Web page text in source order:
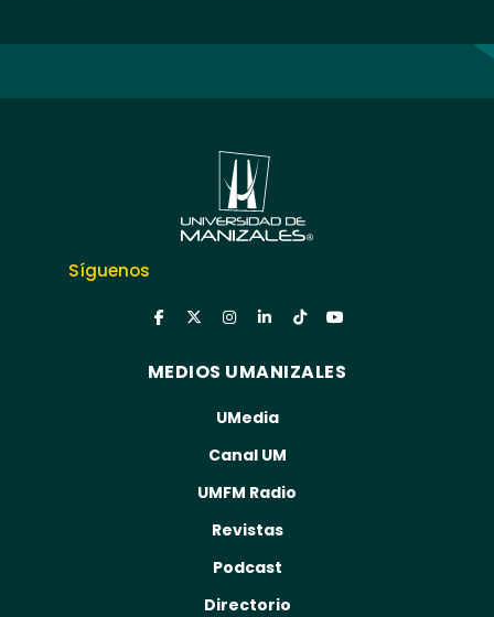
Síguenos
MEDIOS UMANIZALES
UMedia
Canal UM
UMFM Radio
Revistas
Podcast
Directorio